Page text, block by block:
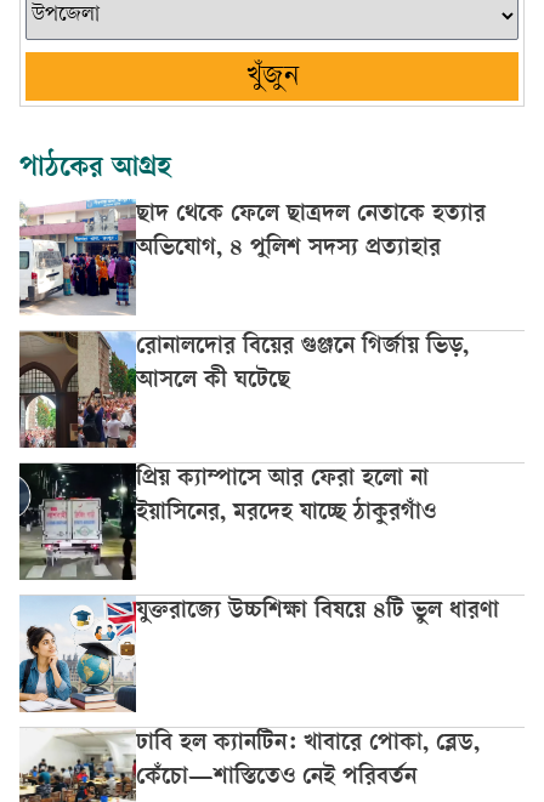
খুঁজুন
পাঠকের আগ্রহ
ছাদ থেকে ফেলে ছাত্রদল নেতাকে হত্যার
অভিযোগ, ৪ পুলিশ সদস্য প্রত্যাহার
রোনালদোর বিয়ের গুঞ্জনে গির্জায় ভিড়,
আসলে কী ঘটেছে
প্রিয় ক্যাম্পাসে আর ফেরা হলো না
ইয়াসিনের, মরদেহ যাচ্ছে ঠাকুরগাঁও
যুক্তরাজ্যে উচ্চশিক্ষা বিষয়ে ৪টি ভুল ধারণা
ঢাবি হল ক্যানটিন: খাবারে পোকা, ব্লেড,
কেঁচো—শাস্তিতেও নেই পরিবর্তন